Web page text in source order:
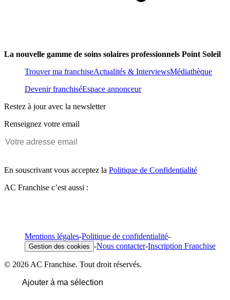
La nouvelle gamme de soins solaires professionnels Point Soleil
Trouver ma franchiseActualités & InterviewsMédiathèque
Devenir franchiséEspace annonceur
Restez à jour avec la newsletter
Renseignez votre email
En souscrivant vous acceptez la Politique de Confidentialité
AC Franchise c’est aussi :
Mentions légales-Politique de confidentialité-
Gestion des cookies -Nous contacter-Inscription Franchise
© 2026 AC Franchise. Tout droit réservés.
Ajouter à ma sélection